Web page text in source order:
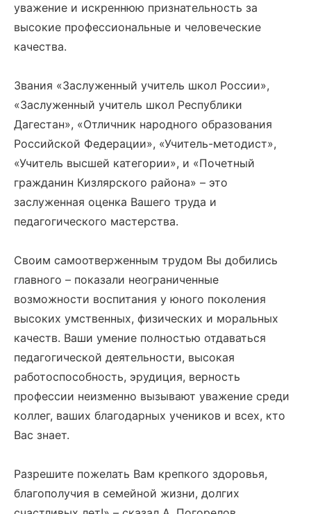
уважение и искреннюю признательность за
высокие профессиональные и человеческие
качества.
Звания «Заслуженный учитель школ России»,
«Заслуженный учитель школ Республики
Дагестан», «Отличник народного образования
Российской Федерации», «Учитель-методист»,
«Учитель высшей категории», и «Почетный
гражданин Кизлярского района» – это
заслуженная оценка Вашего труда и
педагогического мастерства.
Своим самоотверженным трудом Вы добились
главного – показали неограниченные
возможности воспитания у юного поколения
высоких умственных, физических и моральных
качеств. Ваши умение полностью отдаваться
педагогической деятельности, высокая
работоспособность, эрудиция, верность
профессии неизменно вызывают уважение среди
коллег, ваших благодарных учеников и всех, кто
Вас знает.
Разрешите пожелать Вам крепкого здоровья,
благополучия в семейной жизни, долгих